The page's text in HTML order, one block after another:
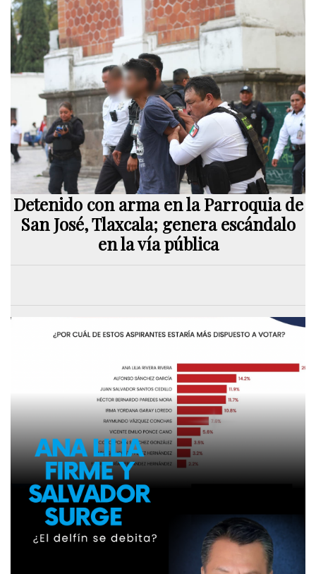
Detenido con arma en la Parroquia de
San José, Tlaxcala; genera escándalo
en la vía pública